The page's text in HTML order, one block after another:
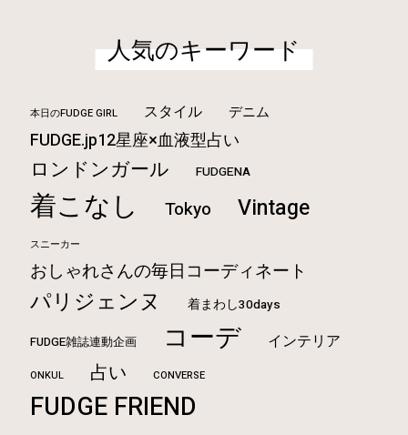
人気のキーワード
本日のFUDGE GIRL スタイル デニム
FUDGE.jp12星座×血液型占い
ロンドンガール FUDGENA
着こなし Tokyo Vintage
スニーカー
おしゃれさんの毎日コーディネート
パリジェンヌ 着まわし30days
FUDGE雑誌連動企画 コーデ インテリア
ONKUL 占い CONVERSE
FUDGE FRIEND